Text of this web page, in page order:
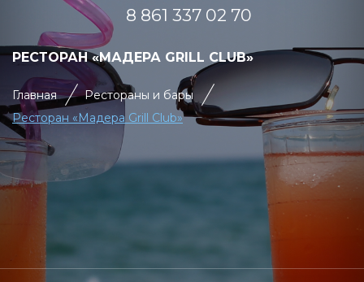
8 861 337 02 70
РЕСТОРАН «МАДЕРА GRILL CLUB»
Главная
Рестораны и бары
Ресторан «Мадера Grill Club»